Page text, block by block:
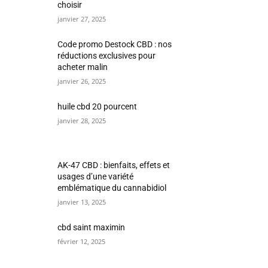
choisir
janvier 27, 2025
Code promo Destock CBD : nos
réductions exclusives pour
acheter malin
janvier 26, 2025
huile cbd 20 pourcent
janvier 28, 2025
AK-47 CBD : bienfaits, effets et
usages d’une variété
emblématique du cannabidiol
janvier 13, 2025
cbd saint maximin
février 12, 2025